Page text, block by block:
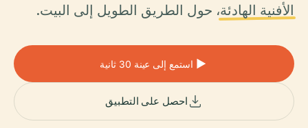
الأفنية الهادئة، حول الطريق الطويل إلى البيت.
استمع إلى عينة 30 ثانية
احصل على التطبيق